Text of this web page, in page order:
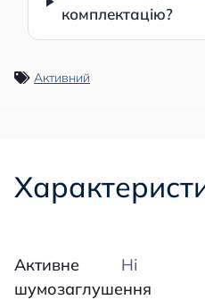
комплектацію?
Активний
Активне
шумозаглушення
Ні